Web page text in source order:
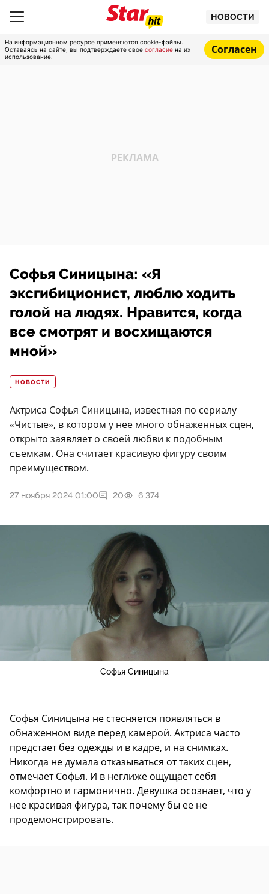
НОВОСТИ
На информационном ресурсе применяются cookie-файлы.
Оставаясь на сайте, вы подтверждаете свое согласие на их
использование.
Согласен
Софья Синицына: «Я
эксгибиционист, люблю ходить
голой на людях. Нравится, когда
все смотрят и восхищаются
мной»
НОВОСТИ
Актриса Софья Синицына, известная по сериалу
«Чистые», в котором у нее много обнаженных сцен,
открыто заявляет о своей любви к подобным
съемкам. Она считает красивую фигуру своим
преимуществом.
27 ноября 2024 01:00 20 6 374
Софья Синицына
Софья Синицына не стесняется появляться в
обнаженном виде перед камерой. Актриса часто
предстает без одежды и в кадре, и на снимках.
Никогда не думала отказываться от таких сцен,
отмечает Софья. И в неглиже ощущает себя
комфортно и гармонично. Девушка осознает, что у
нее красивая фигура, так почему бы ее не
продемонстрировать.